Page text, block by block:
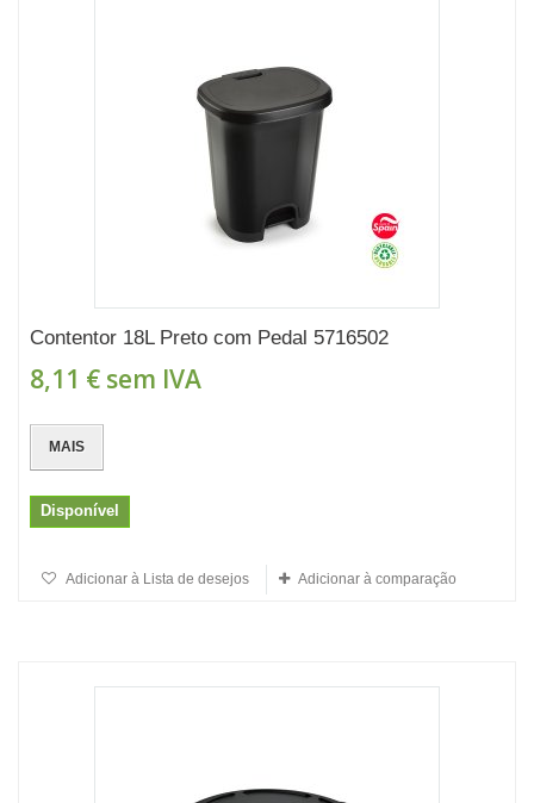
Contentor 18L Preto com Pedal 5716502
8,11 € sem IVA
MAIS
Disponível
Adicionar à Lista de desejos Adicionar à comparação